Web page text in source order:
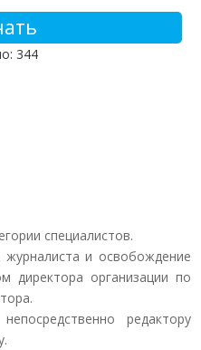
344
специалистов.
и освобождение
директора организации по
редактору